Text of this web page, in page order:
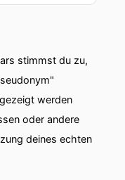
stimmst du zu,
werden
oder andere
deines echten